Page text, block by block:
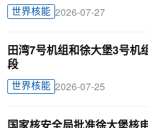
世界核能 2026-07-27
田湾7号机组和徐大堡3号机
段
世界核能 2026-07-25